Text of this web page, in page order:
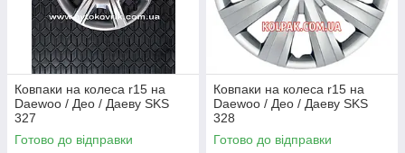
Ковпаки на колеса r15 на
Daewoo / Део / Даеву SKS
327
Готово до відправки
Ковпаки на колеса r15 на
Daewoo / Део / Даеву SKS
328
Готово до відправки